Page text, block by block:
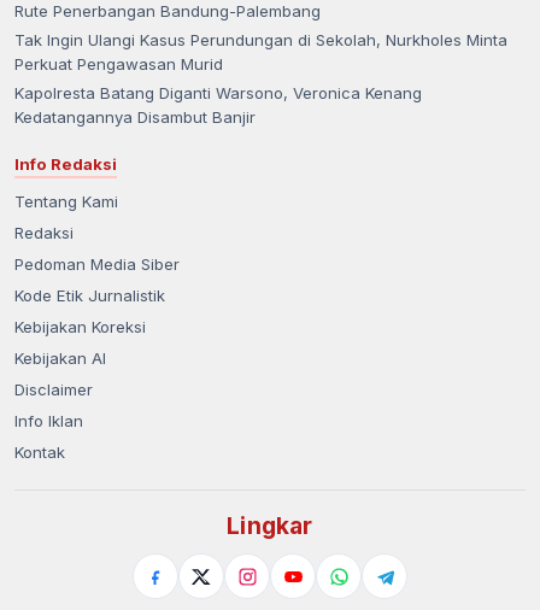
Rute Penerbangan Bandung-Palembang
Tak Ingin Ulangi Kasus Perundungan di Sekolah, Nurkholes Minta
Perkuat Pengawasan Murid
Kapolresta Batang Diganti Warsono, Veronica Kenang
Kedatangannya Disambut Banjir
Info Redaksi
Tentang Kami
Redaksi
Pedoman Media Siber
Kode Etik Jurnalistik
Kebijakan Koreksi
Kebijakan AI
Disclaimer
Info Iklan
Kontak
Lingkar